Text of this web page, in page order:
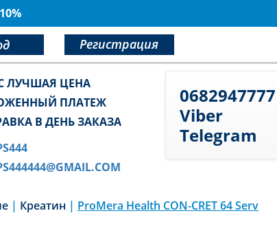
Регистрация
ЛУЧШАЯ ЦЕНА
ПЛАТЕЖ
В ДЕНЬ ЗАКАЗА
0682947777
Viber
Telegram
| Креатин | ProMera Health CON-CRET 64 Serv